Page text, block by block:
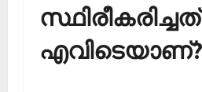
സ്ഥിരീകരിച്ചത്
എവിടെയാണ്?